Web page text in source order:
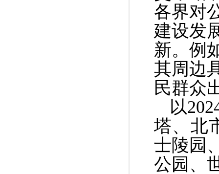
各界对
建设发
新。例
其周边
民群众
以
塔、北
士陵园
公园、